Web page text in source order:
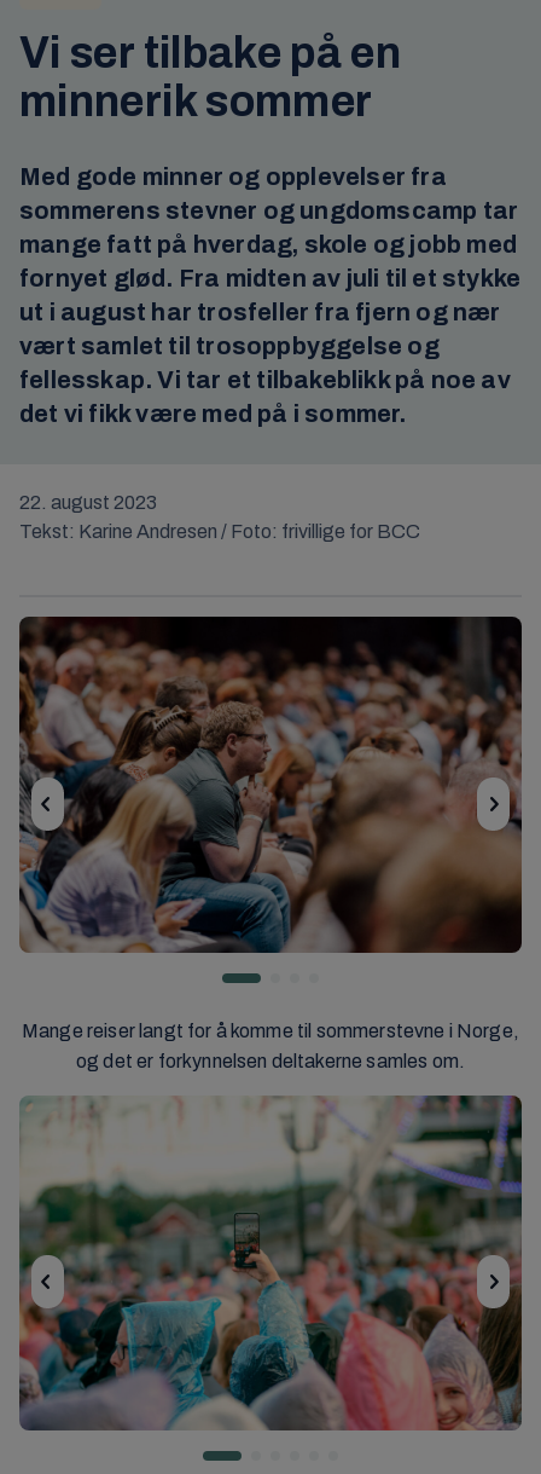
Vi ser tilbake på en
minnerik sommer
Med gode minner og opplevelser fra
sommerens stevner og ungdomscamp tar
mange fatt på hverdag, skole og jobb med
fornyet glød. Fra midten av juli til et stykke
ut i august har trosfeller fra fjern og nær
vært samlet til trosoppbyggelse og
fellesskap. Vi tar et tilbakeblikk på noe av
det vi fikk være med på i sommer.
22. august 2023
Tekst: Karine Andresen / Foto: frivillige for BCC
Mange reiser langt for å komme til sommerstevne i Norge,
og det er forkynnelsen deltakerne samles om.